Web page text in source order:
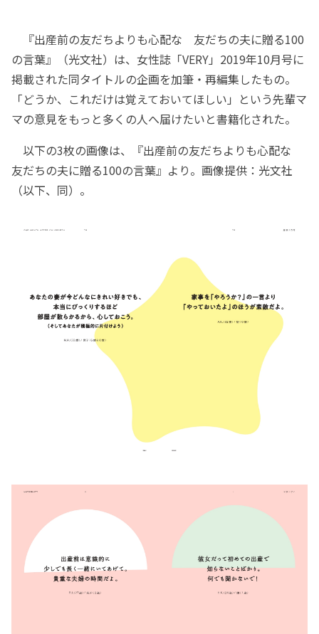
『出産前の友だちよりも心配な 友だちの夫に贈る100
の言葉』（光文社）は、女性誌「VERY」2019年10月号に
掲載された同タイトルの企画を加筆・再編集したもの。
「どうか、これだけは覚えておいてほしい」という先輩マ
マの意見をもっと多くの人へ届けたいと書籍化された。
以下の3枚の画像は、『出産前の友だちよりも心配な
友だちの夫に贈る100の言葉』より。画像提供：光文社
（以下、同）。